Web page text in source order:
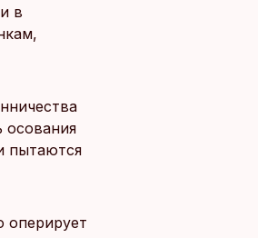
в
осования
пытаются
оперирует